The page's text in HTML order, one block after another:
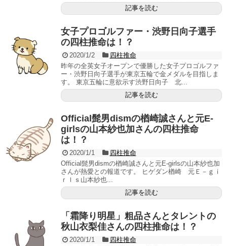
記事を読む
女子プロゴルファー・渋野日向子選手
の四柱推命は！？
2020/1/2
四柱推命
昨年の全英女子オープンで優勝した女子プロゴルファ
ー・渋野日向子選手が東京五輪で金メダルを目指しま
す。 東京五輪に意欲示す渋野日向子 北...
記事を読む
Official髭男dismの楢崎誠さんと元E-
girlsの山本紗也加さんの四柱推命
は！？
2020/1/1
四柱推命
Official髭男dismの楢崎誠さんと元E-girlsの山本紗也加
さんが熱愛との報道です。 ヒゲダン楢崎 元Ｅ－ｇｉ
ｒｌｓ山本紗也...
記事を読む
「霜降り明星」粗品さんとタレントの
秋山衣梨佳さんの四柱推命は！？
2020/1/1
四柱推命